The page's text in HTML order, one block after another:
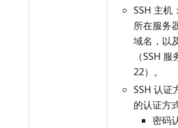
SSH 主机
所在服务
域名，以
（SSH
22）。
SSH 认证
的认证方式
密码